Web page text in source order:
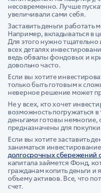
несовременно. Лучше
увеличивали сами себя.
Заставить деньги
Например, вкладываться в
Для этого нужно тщательно
всех деталях
ведь обвалы фондовых и
довольно часто.
Если вы хотите
только быть готовым к
неверное решение может
Не у всех, кто хочет
возможность погружаться
деньгами готовы немногие,
предназначены для
Если вы хотите заставить
заниматься
долгосрочных сбережений
капитала займется Фонд,
гражданам копить деньги и
объему активов. Все, что
счет.